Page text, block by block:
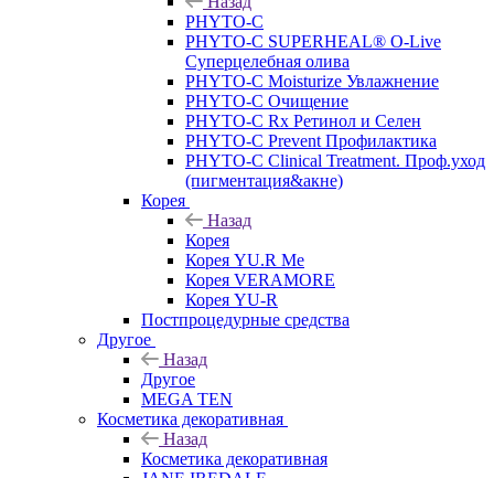
PHYTO-C
PHYTO-C SUPERHEAL® O-Live
Суперцелебная олива
PHYTO-C Moisturize Увлажнение
PHYTO-C Очищение
PHYTO-C Rx Ретинол и Селен
PHYTO-C Prevent Профилактика
PHYTO-C Clinical Treatment. Проф.уход
(пигментация&акне)
Корея
Назад
Корея
Корея YU.R Me
Корея VERAMORE
Корея YU-R
Постпроцедурные средства
Другое
Назад
Другое
MEGA TEN
Косметика декоративная
Назад
Косметика декоративная